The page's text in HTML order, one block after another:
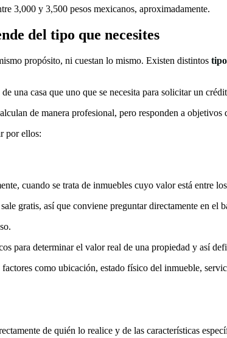
3,000 y 3,500 pesos mexicanos, aproximadamente.
del tipo que necesites
propósito, ni cuestan lo mismo. Existen distintos
una casa que uno que se necesita para solicitar un
de manera profesional, pero responden a
por ellos:
cuando se trata de inmuebles cuyo valor está entre
gratis, así que conviene preguntar directamente en el
para determinar el valor real de una propiedad y así
como ubicación, estado físico del inmueble,
de quién lo realice y de las características